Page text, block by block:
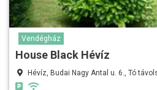
Vendégház
House Black Hévíz
Hévíz, Budai Nagy Antal u. 6., Tó